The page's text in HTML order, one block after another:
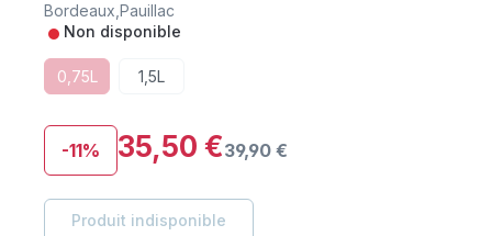
Bordeaux, Pauillac
•Non disponible
0,75L 1,5L
-11% 35,50 €39,90 €
Produit indisponible